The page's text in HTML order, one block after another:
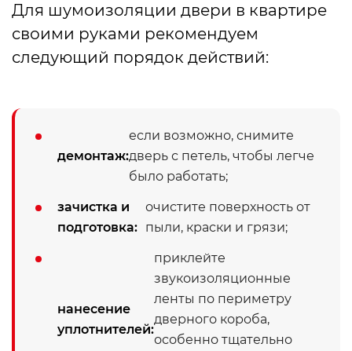
Для шумоизоляции двери в квартире
своими руками рекомендуем
следующий порядок действий:
демонтаж:
если возможно, снимите
дверь с петель, чтобы легче
было работать;
зачистка и
подготовка:
очистите поверхность от
пыли, краски и грязи;
нанесение
уплотнителей:
приклейте
звукоизоляционные
ленты по периметру
дверного короба,
особенно тщательно